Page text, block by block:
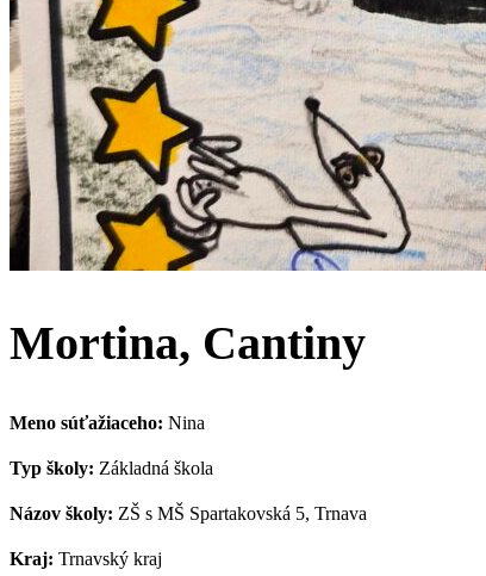
Mortina, Cantiny
Meno súťažiaceho: Nina
Typ školy: Základná škola
Názov školy: ZŠ s MŠ Spartakovská 5, Trnava
Kraj: Trnavský kraj